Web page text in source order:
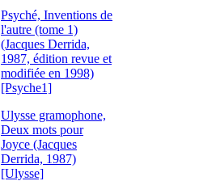
Psyché, Inventions de
l'autre (tome 1)
(Jacques Derrida,
1987, édition revue et
modifiée en 1998)
[Psyche1]
Ulysse gramophone,
Deux mots pour
Joyce (Jacques
Derrida, 1987)
[Ulysse]